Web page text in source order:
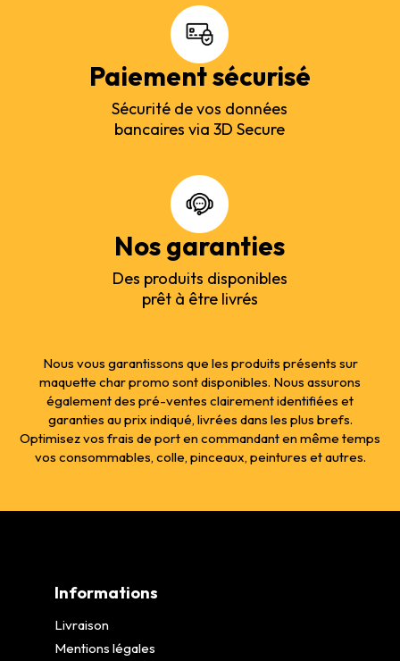
Paiement sécurisé
Sécurité de vos données
bancaires via 3D Secure
Nos garanties
Des produits disponibles
prêt à être livrés
Nous vous garantissons que les produits présents sur
maquette char promo sont disponibles. Nous assurons
également des pré-ventes clairement identifiées et
garanties au prix indiqué, livrées dans les plus brefs.
Optimisez vos frais de port en commandant en même temps
vos consommables, colle, pinceaux, peintures et autres.
Informations
Livraison
Mentions légales